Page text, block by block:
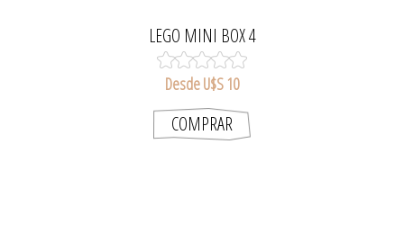
LEGO MINI BOX 4
Desde U$S 10